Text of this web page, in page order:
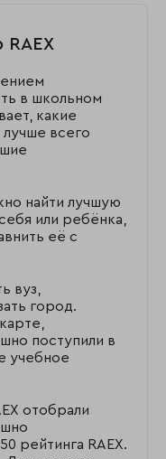
в школьном
какие
всего
найти лучшую
или ребёнка,
её с
вуз,
город.
поступили в
учебное
отобрали
рейтинга RAEX.